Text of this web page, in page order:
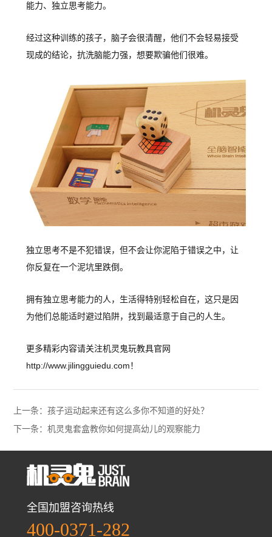
能力、独立思考能力。
经过这种训练的孩子，脑子会很清醒，他们不会轻易接受
现成的结论，抗洗脑能力强，想要欺骗他们很难。
独立思考不是不犯错误，但不会让你泥陷于错误之中，让
你反复在一个泥坑里跌倒。
拥有独立思考能力的人，生活得特别轻松自在，这只是因
为他们总能适时避过陷阱，找到最适意于自己的人生。
更多精彩内容请关注机灵鬼玩教具官网
http://www.jilingguiedu.com！
上一条：孩子运动起来还有这么多你不知道的好处？
下一条：机灵鬼套盒教你如何提高幼儿的观察能力
全国加盟咨询热线
400-0371-282